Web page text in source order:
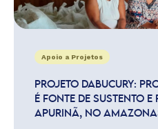
Apoio a Projetos
PROJETO DABUCURY:
É FONTE DE SUSTENTO
APURINÃ, NO